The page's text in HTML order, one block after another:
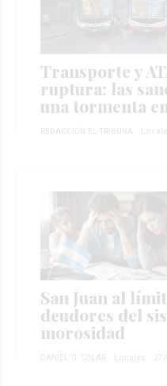
Transporte y
ruptura: las
una tormenta
REDACCIÓN EL TRIBUNA
San Juan al
deudores del
morosidad
DANIEL G. SOLAR Locales